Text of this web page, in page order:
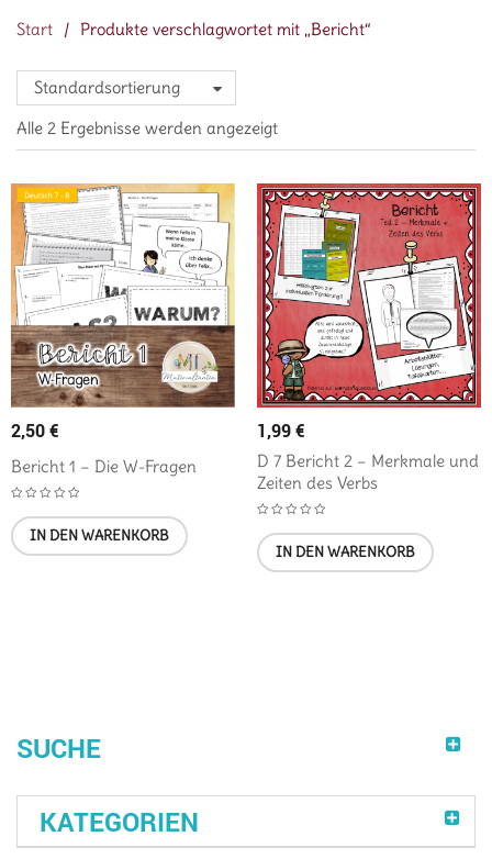
Start / Produkte verschlagwortet mit „Bericht“
SUCHE
KATEGORIEN
Standardsortierung
Alle 2 Ergebnisse werden angezeigt
2,50€
Bericht 1 – Die W-Fragen
IN DEN WARENKORB
1,99€
D 7 Bericht 2 – Merkmale und
Zeiten des Verbs
IN DEN WARENKORB